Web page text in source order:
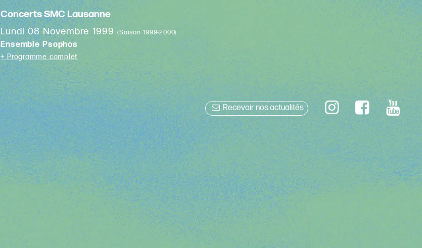
Concerts SMC Lausanne
Lundi 08 Novembre 1999(Saison 1999-2000)
Ensemble Psophos
+ Programme complet
Recevoir nos actualités